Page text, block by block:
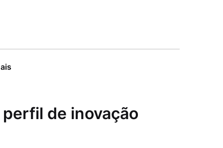
de inovação